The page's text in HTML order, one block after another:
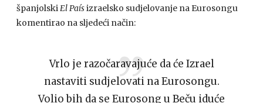
španjolskiEl Paísizraelsko sudjelovanje na Eurosongu
komentirao na sljedeći način:
Vrlo je razočaravajuće da će Izrael
nastaviti sudjelovati na Eurosongu.
Volio bih da se Eurosong u Beču iduće